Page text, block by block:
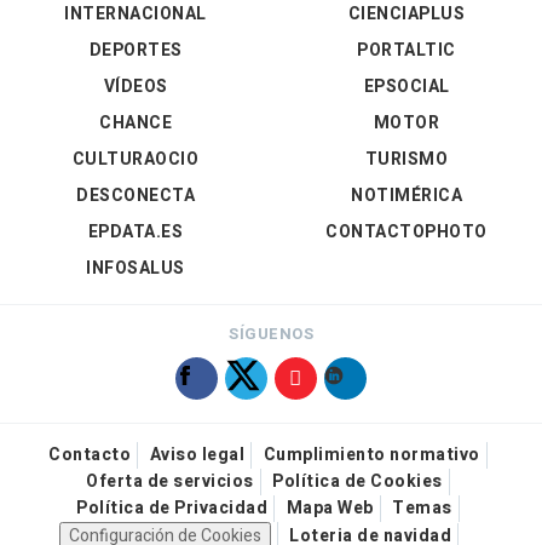
INTERNACIONAL
DEPORTES
VÍDEOS
CIENCIAPLUS
PORTALTIC
EPSOCIAL
CHANCE
CULTURAOCIO
DESCONECTA
EPDATA.ES
INFOSALUS
MOTOR
TURISMO
NOTIMÉRICA
CONTACTOPHOTO
SÍGUENOS
Contacto Aviso legal
Cumplimiento normativo
Oferta de servicios
Política de Cookies
Política de Privacidad
Mapa Web
Temas
Configuración de Cookies
Loteria de navidad